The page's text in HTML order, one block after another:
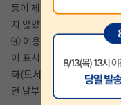
등이 제한되는 사실을 소비
지 않았다면 이용자의 철회
④ 이용자는 제1항 및 제2
이 표시·광고 내용과 다르
화(도서) 등을 공급 받은 날
던 날부터 30일 이내에 구매